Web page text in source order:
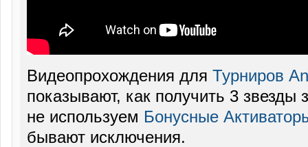
Видеопрохождения для Турниров
показывают, как получить 3
не используем Бонусные
бывают исключения.